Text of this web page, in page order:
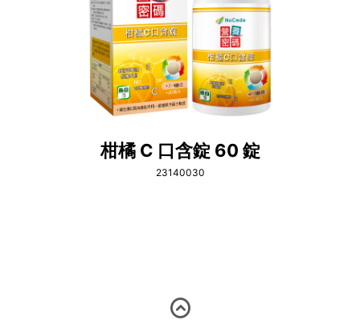
柑橘 C 口含錠 60 錠
23140030